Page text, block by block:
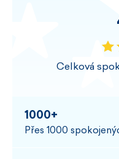
Celková
1000+
Přes 1000